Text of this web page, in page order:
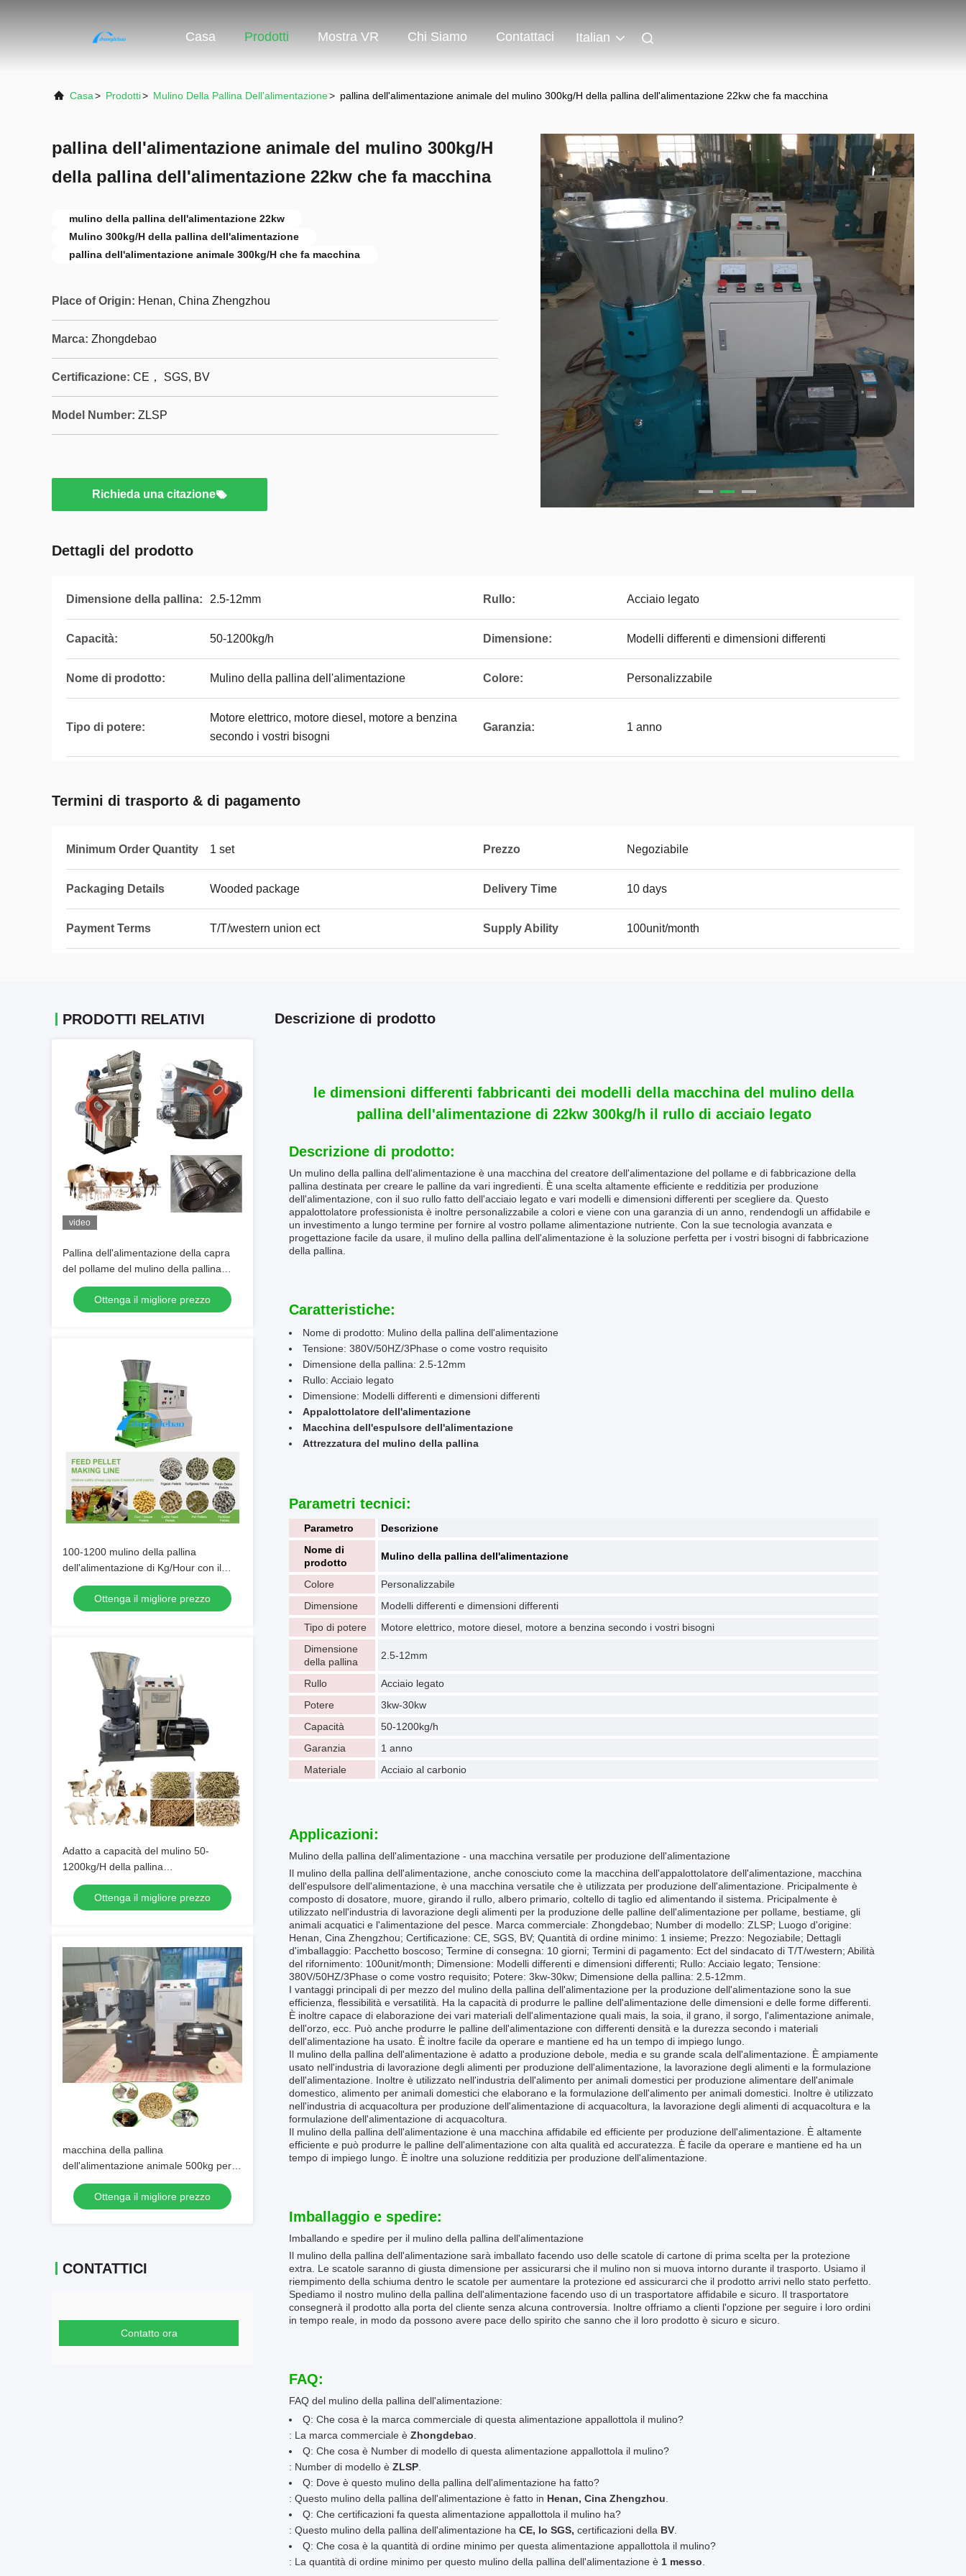
Casa Prodotti Mostra VR Chi Siamo Contattaci Italian
Casa> Prodotti> Mulino Della Pallina Dell'alimentazione> pallina dell'alimentazione animale del mulino 300kg/H della pallina dell'alimentazione 22kw che fa macchina
pallina dell'alimentazione animale del mulino 300kg/H
della pallina dell'alimentazione 22kw che fa macchina
mulino della pallina dell'alimentazione 22kw
Mulino 300kg/H della pallina dell'alimentazione
pallina dell'alimentazione animale 300kg/H che fa macchina
Place of Origin: Henan, China Zhengzhou
Marca: Zhongdebao
Certificazione: CE， SGS, BV
Model Number: ZLSP
Richieda una citazione
Dettagli del prodotto
Dimensione della pallina: 2.5-12mm Rullo: Acciaio legato
Capacità: 50-1200kg/h Dimensione: Modelli differenti e dimensioni differenti
Nome di prodotto: Mulino della pallina dell'alimentazione Colore: Personalizzabile
Tipo di potere:
Motore elettrico, motore diesel, motore a benzina
secondo i vostri bisogni
Garanzia: 1 anno
Termini di trasporto & di pagamento
Minimum Order Quantity 1 set Prezzo Negoziabile
Packaging Details Wooded package Delivery Time 10 days
Payment Terms T/T/western union ect Supply Ability 100unit/month
PRODOTTI RELATIVI
video
Pallina dell'alimentazione della capra
del pollame del mulino della pallina
dell'alimentazione 1-13T/H che fa
macchinaOttenga il migliore prezzo
100-1200 mulino della pallina
dell'alimentazione di Kg/Hour con il
motore elettrico o il motore diesel
Ottenga il migliore prezzo
Adatto a capacità del mulino 50-
1200kg/H della pallina
dell'alimentazione del grano
dell'arachide della buccia del riso del
pollame
Ottenga il migliore prezzo
macchina della pallina
dell'alimentazione animale 500kg per la
macchina utensile animale
dell'alimentazione dell'alimentazione di
pollo del bestiame del mulino della
Ottenga il migliore prezzo
CONTATTICI
Contatto ora
Descrizione di prodotto
le dimensioni differenti fabbricanti dei modelli della macchina del mulino della
pallina dell'alimentazione di 22kw 300kg/h il rullo di acciaio legato
Descrizione di prodotto:
Un mulino della pallina dell'alimentazione è una macchina del creatore dell'alimentazione del pollame e di fabbricazione della
pallina destinata per creare le palline da vari ingredienti. È una scelta altamente efficiente e redditizia per produzione
dell'alimentazione, con il suo rullo fatto dell'acciaio legato e vari modelli e dimensioni differenti per scegliere da. Questo
appalottolatore professionista è inoltre personalizzabile a colori e viene con una garanzia di un anno, rendendogli un affidabile e
un investimento a lungo termine per fornire al vostro pollame alimentazione nutriente. Con la sue tecnologia avanzata e
progettazione facile da usare, il mulino della pallina dell'alimentazione è la soluzione perfetta per i vostri bisogni di fabbricazione
della pallina.
Caratteristiche:
Nome di prodotto: Mulino della pallina dell'alimentazione
Tensione: 380V/50HZ/3Phase o come vostro requisito
Dimensione della pallina: 2.5-12mm
Rullo: Acciaio legato
Dimensione: Modelli differenti e dimensioni differenti
Appalottolatore dell'alimentazione
Macchina dell'espulsore dell'alimentazione
Attrezzatura del mulino della pallina
Parametri tecnici:
Parametro
Descrizione
Nome di
prodotto
Mulino della pallina dell'alimentazione
Colore
Personalizzabile
Dimensione
Modelli differenti e dimensioni differenti
Tipo di potere
Motore elettrico, motore diesel, motore a benzina secondo i vostri bisogni
Dimensione
della pallina
2.5-12mm
Rullo
Acciaio legato
Potere
3kw-30kw
Capacità
50-1200kg/h
Garanzia
1 anno
Materiale
Acciaio al carbonio
Applicazioni:
Mulino della pallina dell'alimentazione - una macchina versatile per produzione dell'alimentazione
Il mulino della pallina dell'alimentazione, anche conosciuto come la macchina dell'appalottolatore dell'alimentazione, macchina
dell'espulsore dell'alimentazione, è una macchina versatile che è utilizzata per produzione dell'alimentazione. Pricipalmente è
composto di dosatore, muore, girando il rullo, albero primario, coltello di taglio ed alimentando il sistema. Pricipalmente è
utilizzato nell'industria di lavorazione degli alimenti per la produzione delle palline dell'alimentazione per pollame, bestiame, gli
animali acquatici e l'alimentazione del pesce. Marca commerciale: Zhongdebao; Number di modello: ZLSP; Luogo d'origine:
Henan, Cina Zhengzhou; Certificazione: CE, SGS, BV; Quantità di ordine minimo: 1 insieme; Prezzo: Negoziabile; Dettagli
d'imballaggio: Pacchetto boscoso; Termine di consegna: 10 giorni; Termini di pagamento: Ect del sindacato di T/T/western; Abilità
del rifornimento: 100unit/month; Dimensione: Modelli differenti e dimensioni differenti; Rullo: Acciaio legato; Tensione:
380V/50HZ/3Phase o come vostro requisito; Potere: 3kw-30kw; Dimensione della pallina: 2.5-12mm.
I vantaggi principali di per mezzo del mulino della pallina dell'alimentazione per la produzione dell'alimentazione sono la sue
efficienza, flessibilità e versatilità. Ha la capacità di produrre le palline dell'alimentazione delle dimensioni e delle forme differenti.
È inoltre capace di elaborazione dei vari materiali dell'alimentazione quali mais, la soia, il grano, il sorgo, l'alimentazione animale,
dell'orzo, ecc. Può anche produrre le palline dell'alimentazione con differenti densità e la durezza secondo i materiali
dell'alimentazione ha usato. È inoltre facile da operare e mantiene ed ha un tempo di impiego lungo.
Il mulino della pallina dell'alimentazione è adatto a produzione debole, media e su grande scala dell'alimentazione. È ampiamente
usato nell'industria di lavorazione degli alimenti per produzione dell'alimentazione, la lavorazione degli alimenti e la formulazione
dell'alimentazione. Inoltre è utilizzato nell'industria dell'alimento per animali domestici per produzione alimentare dell'animale
domestico, alimento per animali domestici che elaborano e la formulazione dell'alimento per animali domestici. Inoltre è utilizzato
nell'industria di acquacoltura per produzione dell'alimentazione di acquacoltura, la lavorazione degli alimenti di acquacoltura e la
formulazione dell'alimentazione di acquacoltura.
Il mulino della pallina dell'alimentazione è una macchina affidabile ed efficiente per produzione dell'alimentazione. È altamente
efficiente e può produrre le palline dell'alimentazione con alta qualità ed accuratezza. È facile da operare e mantiene ed ha un
tempo di impiego lungo. È inoltre una soluzione redditizia per produzione dell'alimentazione.
Imballaggio e spedire:
Imballando e spedire per il mulino della pallina dell'alimentazione
Il mulino della pallina dell'alimentazione sarà imballato facendo uso delle scatole di cartone di prima scelta per la protezione
extra. Le scatole saranno di giusta dimensione per assicurarsi che il mulino non si muova intorno durante il trasporto. Usiamo il
riempimento della schiuma dentro le scatole per aumentare la protezione ed assicurarci che il prodotto arrivi nello stato perfetto.
Spediamo il nostro mulino della pallina dell'alimentazione facendo uso di un trasportatore affidabile e sicuro. Il trasportatore
consegnerà il prodotto alla porta del cliente senza alcuna controversia. Inoltre offriamo a clienti l'opzione per seguire i loro ordini
in tempo reale, in modo da possono avere pace dello spirito che sanno che il loro prodotto è sicuro e sicuro.
FAQ:
FAQ del mulino della pallina dell'alimentazione:
Q: Che cosa è la marca commerciale di questa alimentazione appallottola il mulino?
: La marca commerciale è Zhongdebao
Q: Che cosa è Number di modello di questa alimentazione appallottola il mulino?
: Number di modello è ZLSP
Q: Dove è questo mulino della pallina dell'alimentazione ha fatto?
: Questo mulino della pallina dell'alimentazione è fatto in Henan, Cina Zhengzhou
Q: Che certificazioni fa questa alimentazione appallottola il mulino ha?
: Questo mulino della pallina dell'alimentazione ha CE, lo SGS, certificazioni della BV
Q: Che cosa è la quantità di ordine minimo per questa alimentazione appallottola il mulino?
: La quantità di ordine minimo per questo mulino della pallina dell'alimentazione è 1 messo